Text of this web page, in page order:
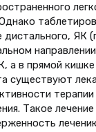
дистального, ЯК
а в прямой кишке
существуют
Такое